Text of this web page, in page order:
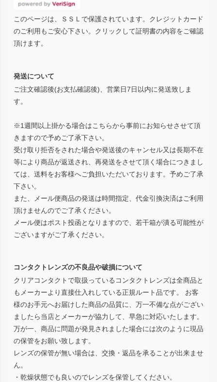
このページは、ＳＳＬで保護されています。クレジットカード
のご利用もご安心下さい。クリックして証明書の内容をご確認
頂けます。
発送について
ご注文確認後(お支払確認後)、営業日7日以内に発送致しま
す。
※1週間以上掛かる場合はこちらから事前にお知らせさせて頂
きますので予めご了承下さい。
受け取り拒否をされた場合や発送後のキャンセル又は長期不在
等により商品が返送され、再発送をさせて頂く場合につきまし
ては、送料をお客様へご負担いただいております。予めご了承
下さい。
また、メール便商品の発送は時間指定、代金引換決済はご利用
頂けませんのでご了承ください。
メール便はポスト投函となりますので、若干箱が潰る可能性が
ございますがご了承ください。
コンタクトレンズの不良品や破損について
クリアコンタクトで取扱っているコンタクトレンズは全商品と
もメーカーより直接仕入れしている正規ルート品です。 お客
様のお手元へお届けした商品の品質に、万一不備な点がござい
ましたら当店とメーカーが協力して、早急に対応いたします。
万が一、商品に問題が発見されました場合には次のように現品
の保管をお願い致します。
レンズの保管が無い場合は、交換・返品を承ることが出来ませ
ん。
・乾燥状態でも良いのでレンズを保管してください。